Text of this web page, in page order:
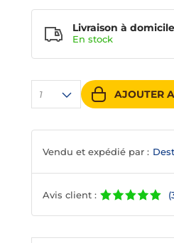
1 AJOUTER
Livraison à domicile
En stock
Vendu et expédié par :
Avis client :